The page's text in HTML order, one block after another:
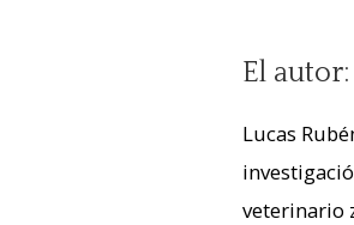
El
Lucas
veterinario